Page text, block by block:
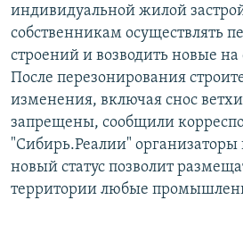
индивидуальной жилой
собственникам осуществлять
строений и возводить новые на
После перезонирования
изменения, включая снос
запрещены, сообщили
"Сибирь.Реалии" организаторы
новый статус позволит
территории любые